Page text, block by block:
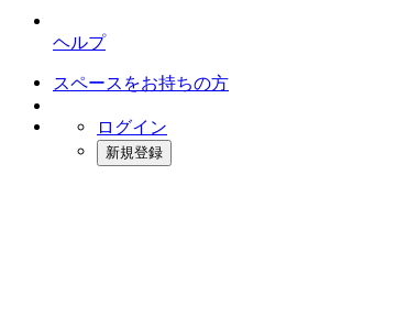
ヘルプ
スペースをお持ちの方
ログイン
新規登録